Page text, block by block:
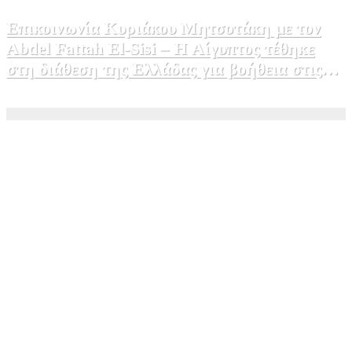
Επικοινωνία Κυριάκου Μητσοτάκη με τον
Abdel Fattah El-Sisi – Η Αίγυπτος τέθηκε
στη διάθεση της Ελλάδας για βοήθεια στις